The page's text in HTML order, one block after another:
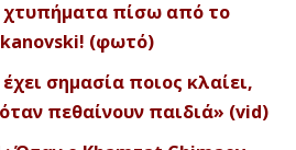
χτυπήματα πίσω από το
(φωτό)
σημασία ποιος κλαίει,
πεθαίνουν παιδιά» (vid)